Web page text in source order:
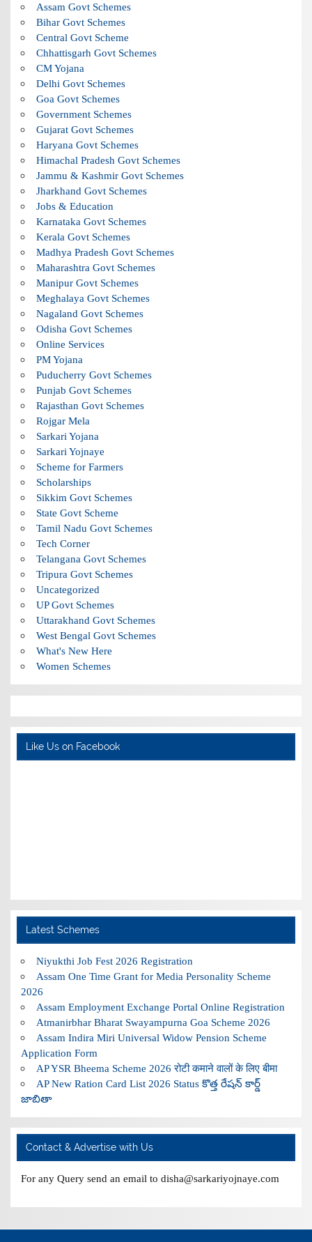
Assam Govt Schemes
Bihar Govt Schemes
Central Govt Scheme
Chhattisgarh Govt Schemes
CM Yojana
Delhi Govt Schemes
Goa Govt Schemes
Government Schemes
Gujarat Govt Schemes
Haryana Govt Schemes
Himachal Pradesh Govt Schemes
Jammu & Kashmir Govt Schemes
Jharkhand Govt Schemes
Jobs & Education
Karnataka Govt Schemes
Kerala Govt Schemes
Madhya Pradesh Govt Schemes
Maharashtra Govt Schemes
Manipur Govt Schemes
Meghalaya Govt Schemes
Nagaland Govt Schemes
Odisha Govt Schemes
Online Services
PM Yojana
Puducherry Govt Schemes
Punjab Govt Schemes
Rajasthan Govt Schemes
Rojgar Mela
Sarkari Yojana
Sarkari Yojnaye
Scheme for Farmers
Scholarships
Sikkim Govt Schemes
State Govt Scheme
Tamil Nadu Govt Schemes
Tech Corner
Telangana Govt Schemes
Tripura Govt Schemes
Uncategorized
UP Govt Schemes
Uttarakhand Govt Schemes
West Bengal Govt Schemes
What's New Here
Women Schemes
Like Us on Facebook
Latest Schemes
Niyukthi Job Fest 2026 Registration
Assam One Time Grant for Media Personality Scheme
2026
Assam Employment Exchange Portal Online Registration
Atmanirbhar Bharat Swayampurna Goa Scheme 2026
Assam Indira Miri Universal Widow Pension Scheme
Application Form
AP YSR Bheema Scheme 2026 रोटी कमाने वालों के लिए बीमा
AP New Ration Card List 2026 Status కొత్త రేషన్ కార్డ్
జాబితా
Contact & Advertise with Us
For any Query send an email to disha@sarkariyojnaye.com